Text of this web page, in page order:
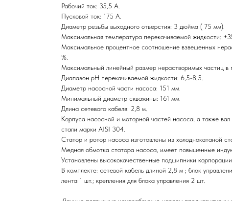
Рабочий ток: 35,5 А.
Пусковой ток: 175 А.
Диаметр резьбы выходного отверстия: 3 дюйма ( 75 мм).
Максимальная температура перекачиваемой жидкости:
Максимальное процентное соотношение взвешенных
%.
Максимальный линейный размер нерастворимых частиц в
Диапазон рН перекачиваемой жидкости: 6,5-8,5.
Диаметр насосной части насоса: 151 мм.
Минимальный диаметр скважины: 161 мм.
Длина сетевого кабеля: 2,8 м.
Корпуса насосной и моторной частей насоса, а также
стали марки AISI 304.
Статор и ротор насоса изготовлены из холоднокатаной
Медная обмотка статора насоса, имеет повышенные
Установлены высококачественные подшипники
В комплекте: сетевой кабель длиной 2,8 м ; блок
лента 1 шт.; крепления для блока управления 2 шт.